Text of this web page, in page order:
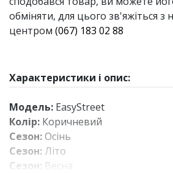
обміняти, для цього зв'яжіться
центром (067) 183 02 88
Характеристики і опис:
Модель: EasyStreet
Колір: Коричневий
Сезон:Осінь
Сезон:Літо
Сезон: Весна